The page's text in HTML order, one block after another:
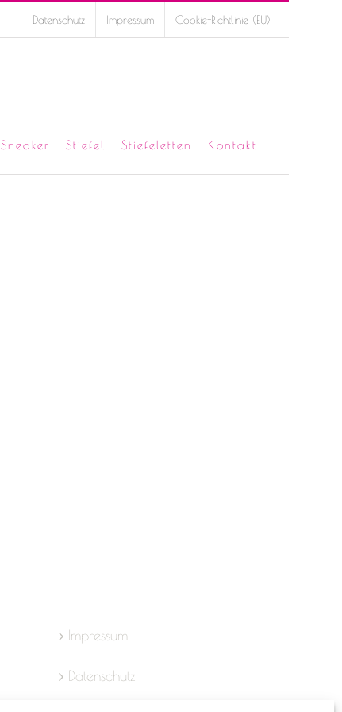
Datenschutz Impressum Cookie-Richtlinie (EU)
Sneaker Stiefel Stiefeletten Kontakt
Impressum
Datenschutz